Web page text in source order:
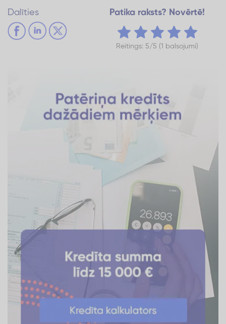
Dalīties Patika raksts? Novērtē!
Reitings: 5/5 (1 balsojumi)